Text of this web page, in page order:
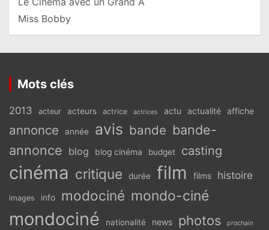
Miss Bobby
Mots clés
2013 acteur acteurs actrice actrices actu actualité affiche
annonce année avis bande bande-
annonce blog blog cinéma budget casting
cinéma critique durée film films histoire
images info modociné mondo-ciné
mondociné nationalité news photos prochain